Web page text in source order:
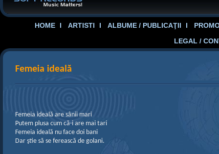
HOME ARTISTI ALBUME / PUBLICAŢII
LEGAL /
Femeia ideală
Femeia ideală are sânii mari
Putem plusa cum că-i are mai tari
Femeia ideală nu face doi bani
Dar ştie să se ferească de golani.